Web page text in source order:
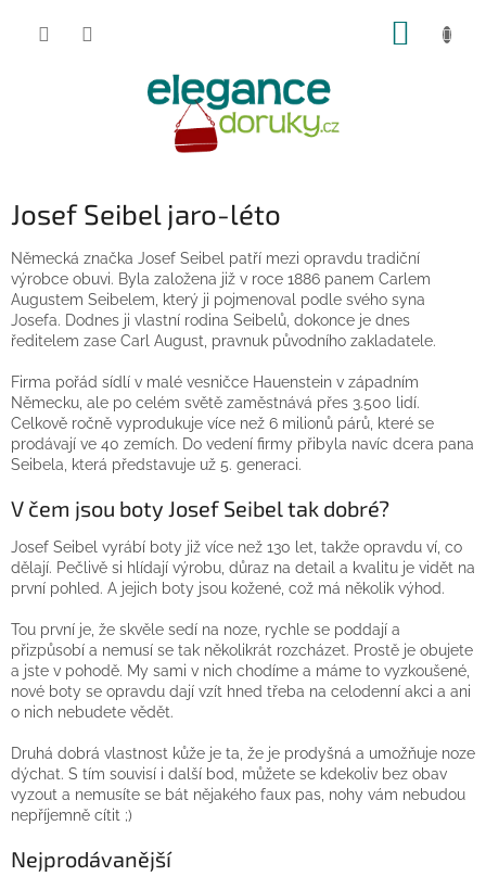
Josef Seibel jaro-léto
Německá značka Josef Seibel patří mezi opravdu tradiční
výrobce obuvi. Byla založena již v roce 1886 panem Carlem
Augustem Seibelem, který ji pojmenoval podle svého syna
Josefa. Dodnes ji vlastní rodina Seibelů , dokonce je dnes
ředitelem zase Carl August, pravnuk původního zakladatele.
Firma pořád sídlí v malé vesničce Hauenstein v západním
Německu, ale po celém světě zaměstnává přes 3.500 lidí.
Celkově ročně vyprodukuje více než 6 milionů párů , které se
prodávají ve 40 zemích. Do vedení firmy přibyla navíc dcera pana
Seibela, která představuje už 5. generaci.
V čem jsou boty Josef Seibel tak dobré?
Josef Seibel vyrábí boty již více než 130 let, takže opravdu ví, co
dělají. Pečlivě si hlídají výrobu, důraz na detail a kvalitu je vidět na
první pohled. A jejich boty jsou kožené, což má několik výhod.
Tou první je, že skvěle sedí na noze, rychle se poddají a
přizpůsobí a nemusí se tak několikrát rozcházet. Prostě je obujete
a jste v pohodě. My sami v nich chodíme a máme to vyzkoušené,
nové boty se opravdu dají vzít hned třeba na celodenní akci a ani
o nich nebudete vědět.
Druhá dobrá vlastnost kůže je ta, že je prodyšná a umožňuje noze
dýchat. S tím souvisí i další bod, můžete se kdekoliv bez obav
vyzout a nemusíte se bát nějakého faux pas, nohy vám nebudou
nepříjemně cítit ;)
Nejprodávanější